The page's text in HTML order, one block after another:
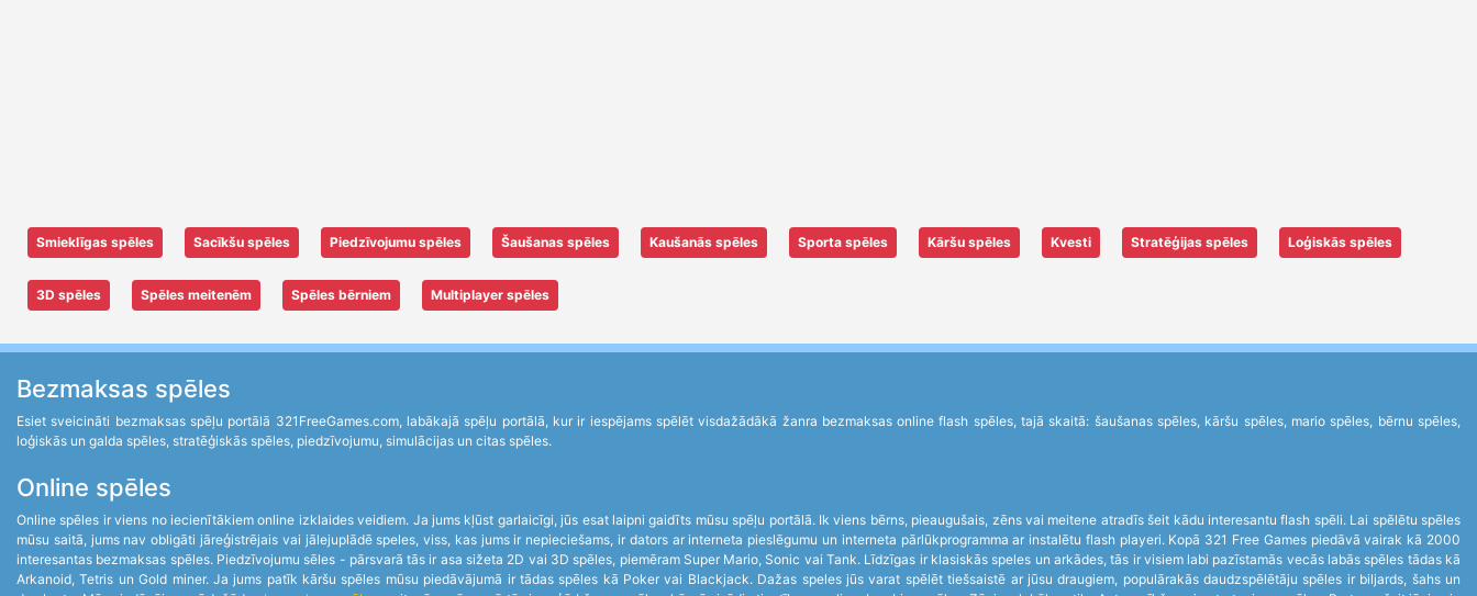
Smieklīgas spēles Sacīkšu spēles Piedzīvojumu spēles Šaušanas spēles Kaušanās spēles Sporta spēles Kāršu spēles Kvesti Stratēģijas spēles Loģiskās spēles
3D spēles Spēles meitenēm Spēles bērniem Multiplayer spēles
Bezmaksas spēles
Esiet sveicināti bezmaksas spēļu portālā 321FreeGames.com, labākajā spēļu portālā, kur ir iespējams spēlēt visdažādākā žanra bezmaksas online flash spēles, tajā skaitā: šaušanas spēles, kāršu spēles, mario spēles, bērnu spēles,
loģiskās un galda spēles, stratēģiskās spēles, piedzīvojumu, simulācijas un citas spēles.
Online spēles
Online spēles ir viens no iecienītākiem online izklaides veidiem. Ja jums kļūst garlaicīgi, jūs esat laipni gaidīts mūsu spēļu portālā. Ik viens bērns, pieaugušais, zēns vai meitene atradīs šeit kādu interesantu flash spēli. Lai spēlētu spēles
mūsu saitā, jums nav obligāti jāreģistrējais vai jālejuplādē speles, viss, kas jums ir nepieciešams, ir dators ar interneta pieslēgumu un interneta pārlūkprogramma ar instalētu flash playeri. Kopā 321 Free Games piedāvā vairak kā 2000
interesantas bezmaksas spēles. Piedzīvojumu sēles - pārsvarā tās ir asa sižeta 2D vai 3D spēles, piemēram Super Mario, Sonic vai Tank. Līdzīgas ir klasiskās speles un arkādes, tās ir visiem labi pazīstamās vecās labās spēles tādas kā
Arkanoid, Tetris un Gold miner. Ja jums patīk kāršu spēles mūsu piedāvājumā ir tādas spēles kā Poker vai Blackjack. Dažas speles jūs varat spēlēt tiešsaistē ar jūsu draugiem, populārakās daudzspēlētāju spēles ir biljards, šahs un